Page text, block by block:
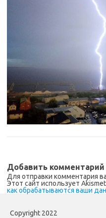
Добавить комментарий
Для отправки комментария
Этот сайт использует
как обрабатываются ваши
Copyright 2022